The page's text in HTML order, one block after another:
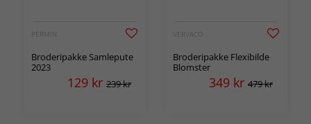
PERMIN
Broderipakke Samlepute
2023
129 kr 239 kr
VERVACO
Broderipakke Flexibilde
Blomster
349 kr 479 kr